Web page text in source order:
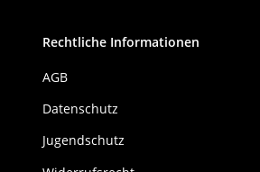
Rechtliche Informationen
AGB
Datenschutz
Jugendschutz